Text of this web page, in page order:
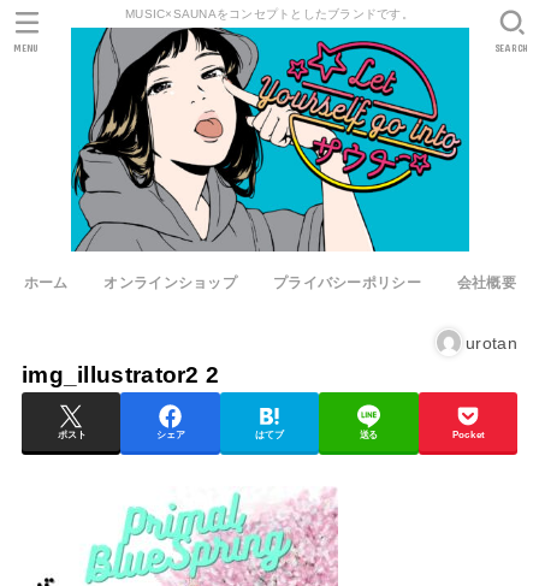
MUSIC×SAUNAをコンセプトとしたブランドです。
ホーム オンラインショップ プライバシーポリシー 会社概要
SEARCH
MENU
urotan
img_illustrator2 2
ポスト シェア はてブ 送る Pocket